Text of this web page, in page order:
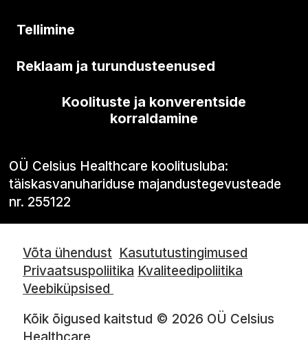
Tellimine
Reklaam ja turundusteenused
Koolituste ja konverentside
korraldamine
OÜ Celsius Healthcare koolitusluba:
täiskasvanuhariduse majandustegevusteade
nr. 255122
Võta ühendust Kasututustingimused
Privaatsuspoliitika Kvaliteedipoliitika
Veebiküpsised
Kõik õigused kaitstud © 2026 OÜ Celsius
Healthcare